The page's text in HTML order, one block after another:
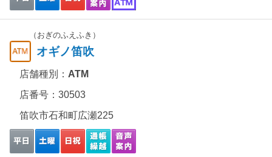
（おぎのふえふき）
オギノ笛吹
店舗種別： ATM
店番号：30503
笛吹市石和町広瀬225